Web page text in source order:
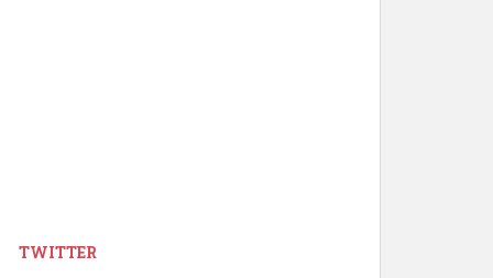
TWITTER